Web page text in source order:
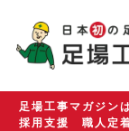
足場工事マガジン
採用支援 職人定